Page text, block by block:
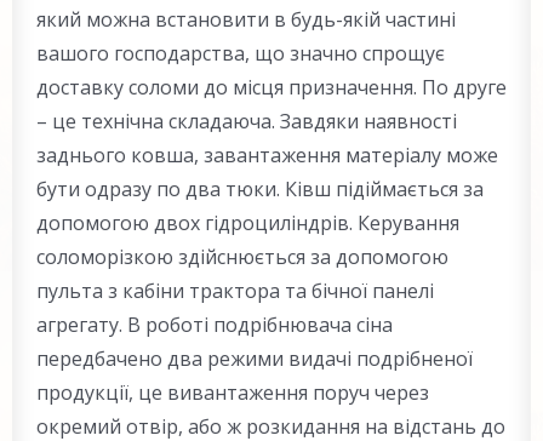
який можна встановити в будь-якій частині
вашого господарства, що значно спрощує
доставку соломи до місця призначення. По друге
– це технічна складаюча. Завдяки наявності
заднього ковша, завантаження матеріалу може
бути одразу по два тюки. Ківш підіймається за
допомогою двох гідроциліндрів. Керування
соломорізкою здійснюється за допомогою
пульта з кабіни трактора та бічної панелі
агрегату. В роботі подрібнювача сіна
передбачено два режими видачі подрібненої
продукції, це вивантаження поруч через
окремий отвір, або ж розкидання на відстань до